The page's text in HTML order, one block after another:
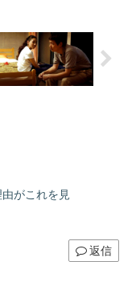
がこれを見
返信